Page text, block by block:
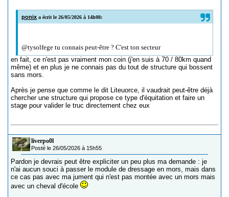
ponix a écrit le 26/05/2026 à 14h08:
@tysolfege tu connais peut-être ? C'est ton secteur
en fait, ce n'est pas vraiment mon coin (j'en suis à 70 / 80km quand
même) et en plus je ne connais pas du tout de structure qui bossent
sans mors.
Après je pense que comme le dit Liteuorce, il vaudrait peut-être déjà
chercher une structure qui propose ce type d'équitation et faire un
stage pour valider le truc directement chez eux
liverpo0l
Posté le 26/05/2026 à 15h55
Pardon je devrais peut être expliciter un peu plus ma demande : je
n'ai aucun souci à passer le module de dressage en mors, mais dans
ce cas pas avec ma jument qui n'est pas montée avec un mors mais
avec un cheval d'école